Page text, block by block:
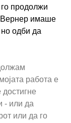
продолжи
Вернер имаше
но одби да
работа е
достигне
- или да
или да го